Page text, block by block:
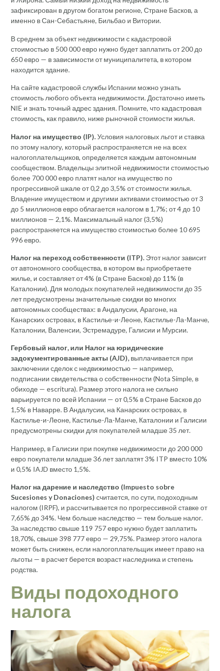
зафиксирован в другом богатом регионе, Стране Басков, а
именно в Сан-Себастьяне, Бильбао и Витории.
В среднем за объект недвижимости с кадастровой
стоимостью в 500 000 евро нужно будет заплатить от 200 до
650 евро — в зависимости от муниципалитета, в котором
находится здание.
На сайте кадастровой службы Испании можно узнать
стоимость любого объекта недвижимости. Достаточно иметь
NIE и знать точный адрес здания. Помните, что кадастровая
стоимость, как правило, ниже рыночной стоимости жилья.
Налог на имущество (IP).Условия налоговых льгот и ставка
по этому налогу, который распространяется не на всех
налогоплательщиков, определяется каждым автономным
сообществом. Владельцы элитной недвижимости стоимостью
более 700 000 евро платят налог на имущество по
прогрессивной шкале от 0,2 до 3,5% от стоимости жилья.
Владение имуществом и другими активами стоимостью от 3
до 5 миллионов евро облагается налогом в 1,7%; от 4 до 10
миллионов — 2,1%. Максимальный налог (3,5%)
распространяется на имущество стоимостью более 10 695
996 евро.
Налог на переход собственности (ITP). Этот налог зависит
от автономного сообщества, в котором вы приобретаете
жилье, и составляет от 4% (в Стране Басков) до 11% (в
Каталонии). Для молодых покупателей недвижимости до 35
лет предусмотрены значительные скидки во многих
автономных сообществах: в Андалусии, Арагоне, на
Канарских островах, в Кастилье-и-Леоне, Кастилье-Ла-Манче,
Каталонии, Валенсии, Эстремадуре, Галисии и Мурсии.
Гербовый налог, или Налог на юридические
задокументированные акты (AJD), выплачивается при
заключении сделок с недвижимостью — например,
подписании свидетельства о собственности (Nota Simple, в
обиходе — escritura). Размер этого налога не сильно
варьируется по всей Испании — от 0,5% в Стране Басков до
1,5% в Наварре. В Андалусии, на Канарских островах, в
Кастилье-и-Леоне, Кастилье-Ла-Манче, Каталонии и Галисии
предусмотрены скидки для покупателей младше 35 лет.
Например, в Галисии при покупке недвижимости до 200 000
евро покупатели младше 36 лет заплатят 3% ITP вместо 10%
и 0,5% IAJD вместо 1,5%.
Налог на дарение и наследство (Impuesto sobre
Sucesiones y Donaciones) считается, по сути, подоходным
налогом (IRPF), и рассчитывается по прогрессивной ставке от
7,65% до 34%. Чем больше наследство — тем больше налог.
За наследство свыше 119 757 евро нужно будет заплатить
18,70%, свыше 398 777 евро — 29,75%. Размер этого налога
может быть снижен, если налогоплательщик имеет право на
льготы — в расчет берется возраст наследника и степень
родства.
Виды подоходного
налога